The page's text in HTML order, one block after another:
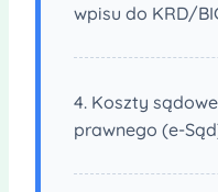
wpisu do KRD/
4. Koszty
prawnego (e-